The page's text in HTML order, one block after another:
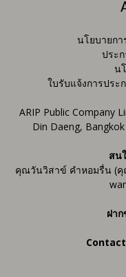
นโยบายก
ประ
น
ใบรับแจ้งการปร
ARIP Public Company
Din Daeng,
สน
คุณวันวิสาข์ คำหอมรื่น (คุ
ฝา